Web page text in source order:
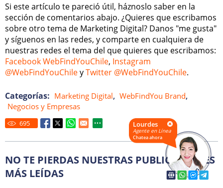
Si este artículo te pareció útil, háznoslo saber en la
sección de comentarios abajo. ¿Quieres que escribamos
sobre otro tema de Marketing Digital? Danos "me gusta"
y síguenos en las redes, y comparte en cualquiera de
nuestras redes el tema del que quieres que escribamos:
Facebook WebFindYouChile, Instagram
@WebFindYouChileyTwitter @WebFindYouChile.
Categorías: Marketing Digital, WebFindYou Brand,
Negocios y Empresas
695
NO TE PIERDAS NUESTRAS PUBLICACIONES
MÁS LEÍDAS
Lourdes
Agente en Línea
Chatea ahora